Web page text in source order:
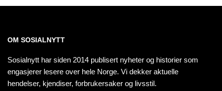
OM SOSIALNYTT
Sosialnytt har siden 2014 publisert nyheter og historier som
engasjerer lesere over hele Norge. Vi dekker aktuelle
hendelser, kjendiser, forbrukersaker og livsstil.